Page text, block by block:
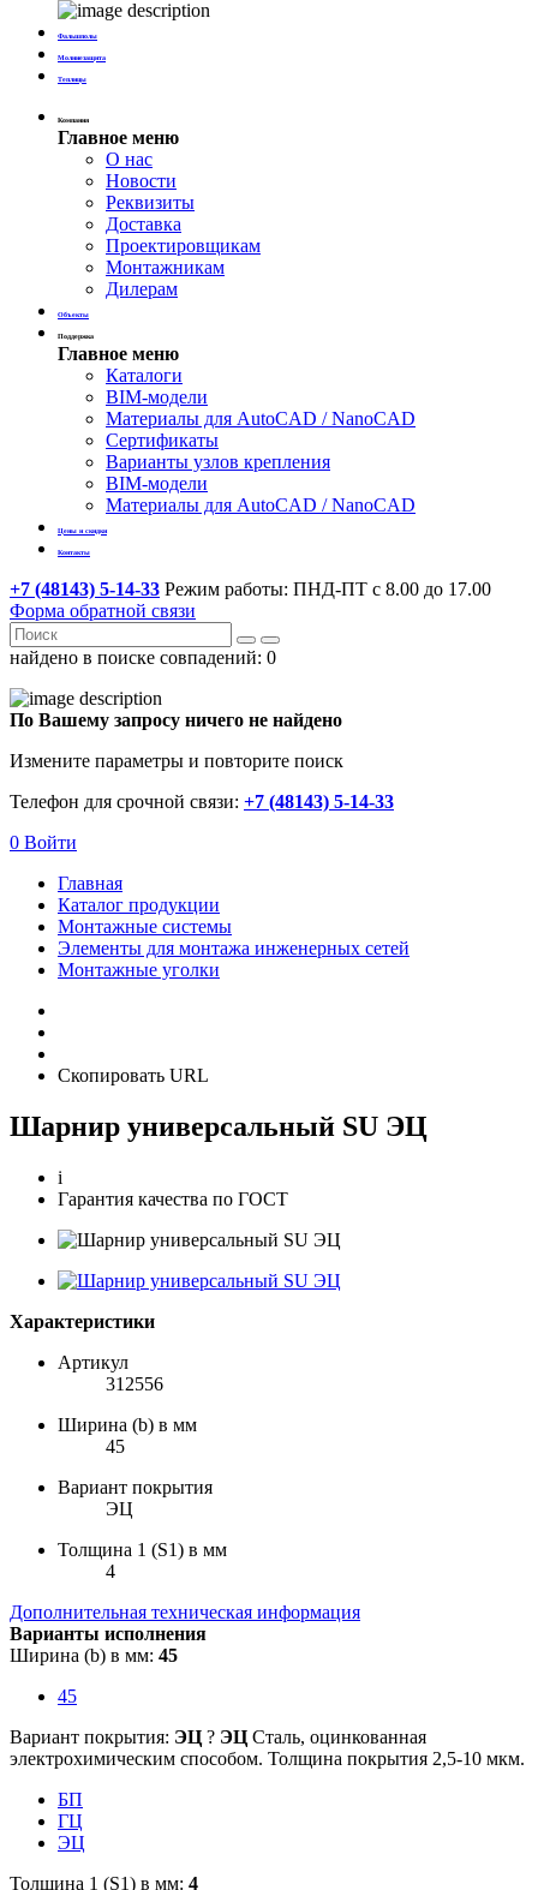
Фальшполы
Молниезащита
Теплицы
Компания
Главное меню
О нас
Новости
Реквизиты
Доставка
Проектировщикам
Монтажникам
Дилерам
Объекты
Поддержка
Главное меню
Каталоги
BIM-модели
Материалы для AutoCAD / NanoCAD
Сертификаты
Варианты узлов крепления
BIM-модели
Материалы для AutoCAD / NanoCAD
Цены и скидки
Контакты
+7 (48143) 5-14-33 Режим работы: ПНД-ПТ с 8.00 до 17.00
Форма обратной связи
найдено в поиске совпадений: 0
По Вашему запросу ничего не найдено
Измените параметры и повторите поиск
Телефон для срочной связи: +7 (48143) 5-14-33
0 Войти
Главная
Каталог продукции
Монтажные системы
Элементы для монтажа инженерных сетей
Монтажные уголки
Скопировать URL
Шарнир универсальный SU ЭЦ
i
Гарантия качества по ГОСТ
Характеристики
Артикул
312556
Ширина (b) в мм
45
Вариант покрытия
ЭЦ
Толщина 1 (S1) в мм
4
Дополнительная техническая информация
Варианты исполнения
Ширина (b) в мм: 45
45
Вариант покрытия: ЭЦ ? ЭЦ Сталь, оцинкованная
электрохимическим способом. Толщина покрытия 2,5-10 мкм.
БП
ГЦ
ЭЦ
Толщина 1 (S1) в мм: 4